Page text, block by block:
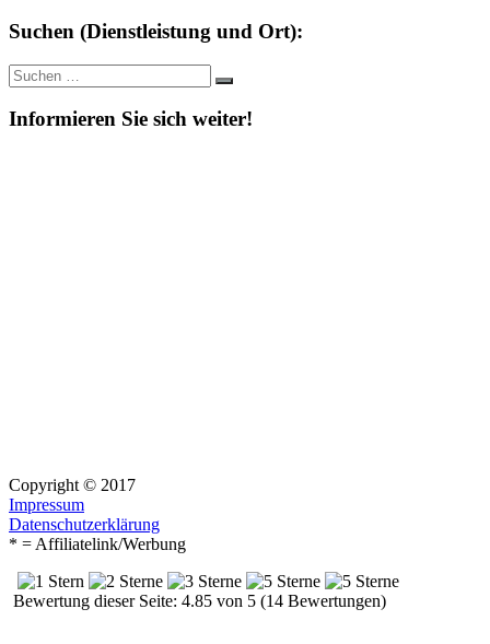
Suchen (Dienstleistung und Ort):
Suche
nach:
Suchen
Informieren Sie sich weiter!
Copyright © 2017
Impressum
Datenschutzerklärung
* = Affiliatelink/Werbung
Bewertung dieser Seite: 4.85 von 5 (14 Bewertungen)